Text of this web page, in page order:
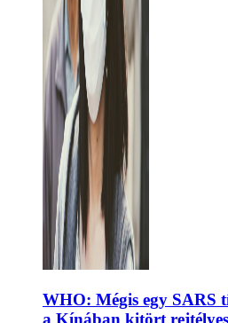
WHO: Mégis egy SARS
a Kínában kitört